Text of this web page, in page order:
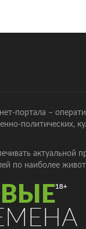
портала –
политических,
актуальной
по наиболее